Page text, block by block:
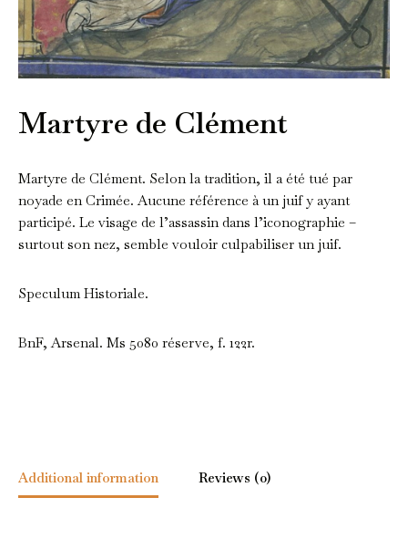
Martyre de Clément
Martyre de Clément. Selon la tradition, il a été tué par
noyade en Crimée. Aucune référence à un juif y ayant
participé. Le visage de l’assassin dans l’iconographie –
surtout son nez, semble vouloir culpabiliser un juif.
Speculum Historiale.
BnF, Arsenal. Ms 5080 réserve, f. 122r.
Additional information Reviews (0)